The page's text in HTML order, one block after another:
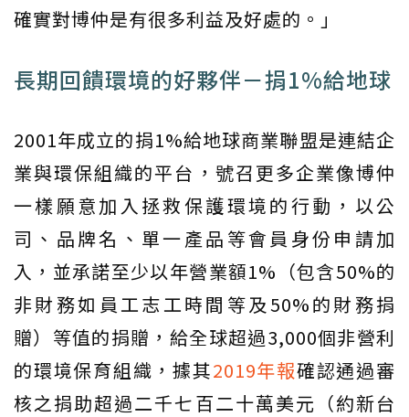
確實對博仲是有很多利益及好處的。」
長期回饋環境的好夥伴－捐1%給地球
2001年成立的捐1%給地球商業聯盟是連結企
業與環保組織的平台，號召更多企業像博仲
一樣願意加入拯救保護環境的行動，以公
司、品牌名、單一產品等會員身份申請加
入，並承諾至少以年營業額1%（包含50%的
非財務如員工志工時間等及50%的財務捐
贈）等值的捐贈，給全球超過3,000個非營利
的環境保育組織，據其2019年報確認通過審
核之捐助超過二千七百二十萬美元（約新台